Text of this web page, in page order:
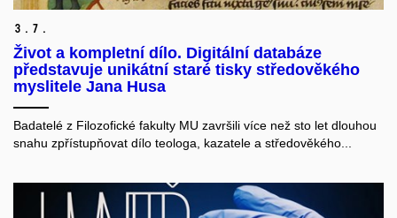
3. 7.
Život a kompletní dílo. Digitální databáze
představuje unikátní staré tisky středověkého
myslitele Jana Husa
Badatelé z Filozofické fakulty MU završili více než sto let dlouhou
snahu zpřístupňovat dílo teologa, kazatele a středověkého...